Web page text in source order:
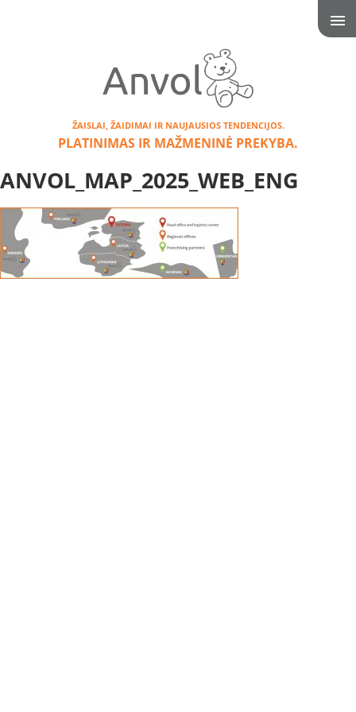
ŽAISLAI, ŽAIDIMAI IR NAUJAUSIOS TENDENCIJOS.
PLATINIMAS IR MAŽMENINĖ PREKYBA.
ANVOL_MAP_2025_WEB_ENG